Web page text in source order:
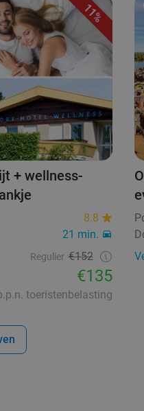
11%
+ wellness-
8.8
21 min.
Regulier €152
€135
toeristenbelasting